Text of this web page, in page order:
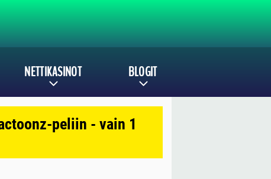
NETTIKASINOT BLOGIT
peliin - vain 1